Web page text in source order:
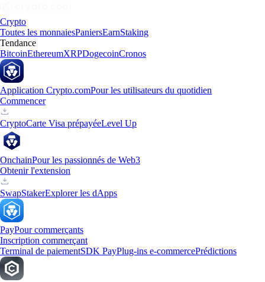
Crypto
Toutes les monnaiesPaniersEarnStaking
Tendance
BitcoinEthereumXRPDogecoinCronos
Application Crypto.comPour les utilisateurs du quotidien
Commencer
CryptoCarte Visa prépayéeLevel Up
OnchainPour les passionnés de Web3
Obtenir l'extension
SwapStakerExplorer les dApps
PayPour commerçants
Inscription commerçant
Terminal de paiementSDK PayPlug-ins e-commercePrédictions